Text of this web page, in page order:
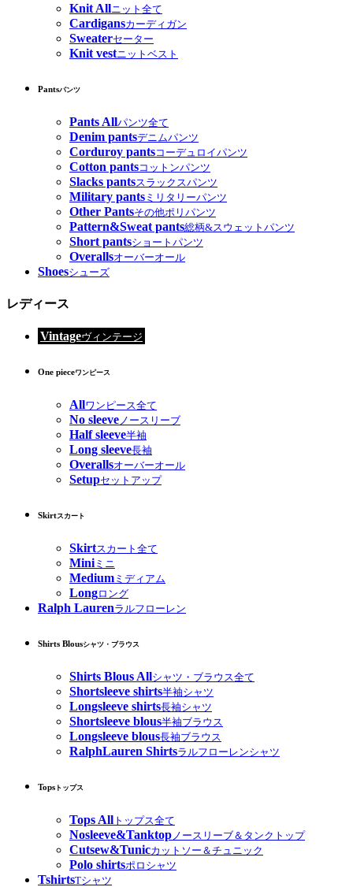
Knit Allニット全て
Cardigansカーディガン
Sweaterセーター
Knit vestニットベスト
Pantsパンツ
Pants Allパンツ全て
Denim pantsデニムパンツ
Corduroy pantsコーデュロイパンツ
Cotton pantsコットンパンツ
Slacks pantsスラックスパンツ
Military pants ミリタリーパンツ
Other Pantsその他ポリパンツ
Pattern&Sweat pants総柄&スウェットパンツ
Short pantsショートパンツ
Overallsオーバーオール
Shoesシューズ
レディース
Vintageヴィンテージ
One pieceワンピース
Allワンピース全て
No sleeveノースリーブ
Half sleeve半袖
Long sleeve長袖
Overallsオーバーオール
Setupセットアップ
Skirtスカート
Skirtスカート全て
Miniミニ
Medium ミディアム
Longロング
Ralph Laurenラルフローレン
Shirts Blousシャツ・ブラウス
Shirts Blous Allシャツ・ブラウス全て
Shortsleeve shirts半袖シャツ
Longsleeve shirts長袖シャツ
Shortsleeve blous半袖ブラウス
Longsleeve blous長袖ブラウス
RalphLauren Shirtsラルフローレンシャツ
Tops トップス
Tops All トップス全て
Nosleeve&Tanktop ノースリーブ＆タンクトップ
Cutsew&Tunicカットソー＆チュニック
Polo shirtsポロシャツ
TshirtsTシャツ